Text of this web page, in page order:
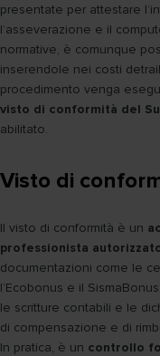
presentate per attestare
l’asseverazione e il
normative, è comunque
inserendole nei costi
procedimento venga
visto di conformità del
abilitato.
Visto di
Il visto di conformità è un
professionista
documentazioni come le
l’Ecobonus e il
le scritture contabili e le
di compensazione e di
In pratica, è un controllo